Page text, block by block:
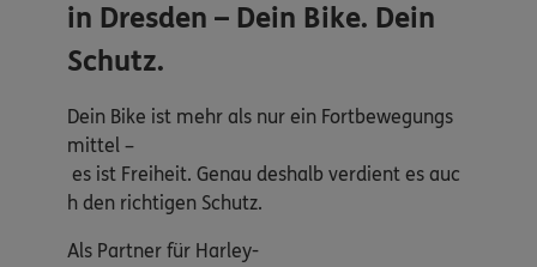
in Dresden – Dein Bike. Dein
Schutz.
Dein Bike ist mehr als nur ein Fortbewegungs
mittel –
es ist Freiheit. Genau deshalb verdient es auc
h den richtigen Schutz.
Als Partner für Harley-